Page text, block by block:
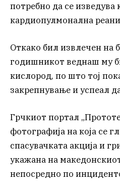
потребно да се изведува
кардиопулмонална
Откако бил извлечен на
годишникот веднаш му
кислород, по што тој
закрепнување и успеал
Грчкиот портал
фотографија на која се
спасувачката акција и
укажана на
непосредно по